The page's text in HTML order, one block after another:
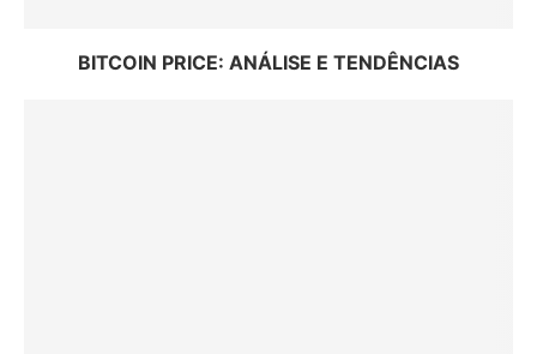
BITCOIN PRICE: ANÁLISE E TENDÊNCIAS